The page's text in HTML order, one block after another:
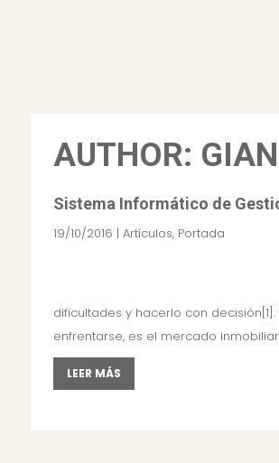
AUTHOR:
Sistema Informático de
19/10/2016 | Artículos, Portada
dificultades y hacerlo con
enfrentarse, es el mercado
LEER MÁS